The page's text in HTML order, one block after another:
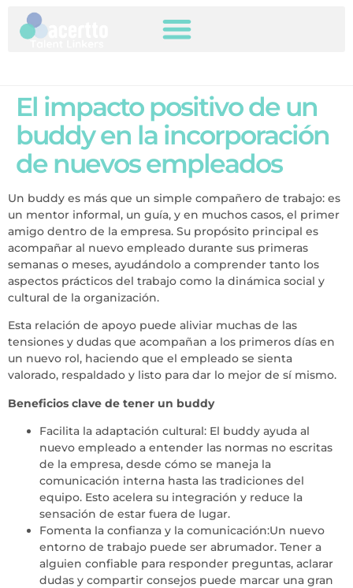
El impacto positivo de un
buddy en la incorporación
de nuevos empleados
Un buddy es más que un simple compañero de trabajo: es
un mentor informal, un guía, y en muchos casos, el primer
amigo dentro de la empresa. Su propósito principal es
acompañar al nuevo empleado durante sus primeras
semanas o meses, ayudándolo a comprender tanto los
aspectos prácticos del trabajo como la dinámica social y
cultural de la organización.
Esta relación de apoyo puede aliviar muchas de las
tensiones y dudas que acompañan a los primeros días en
un nuevo rol, haciendo que el empleado se sienta
valorado, respaldado y listo para dar lo mejor de sí mismo.
Beneficios clave de tener un buddy
Facilita la adaptación cultural: El buddy ayuda al
nuevo empleado a entender las normas no escritas
de la empresa, desde cómo se maneja la
comunicación interna hasta las tradiciones del
equipo. Esto acelera su integración y reduce la
sensación de estar fuera de lugar.
Fomenta la confianza y la comunicación:Un nuevo
entorno de trabajo puede ser abrumador. Tener a
alguien confiable para responder preguntas, aclarar
dudas y compartir consejos puede marcar una gran